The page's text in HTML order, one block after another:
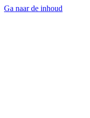
Ga naar de inhoud